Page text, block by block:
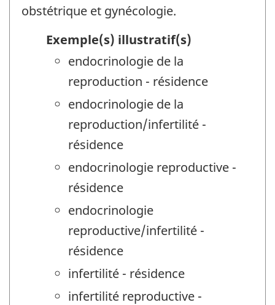
obstétrique et gynécologie.
Exemple(s) illustratif(s)
endocrinologie de la
reproduction - résidence
endocrinologie de la
reproduction/infertilité -
résidence
endocrinologie reproductive -
résidence
endocrinologie
reproductive/infertilité -
résidence
infertilité - résidence
infertilité reproductive -